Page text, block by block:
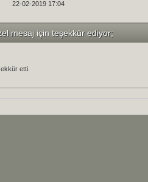
22-02-2019 17:04
mesaj için teşekkür ediyor;
etti.